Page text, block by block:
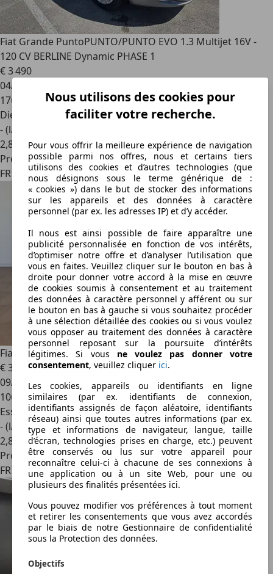
Fiat Grande PuntoPUNTO/PUNTO EVO 1.3 Multijet 16V -
120 CV BERLINE Dynamic PHASE 1
€ 3 490
04/2006
176 000 km
Diesel
- (l/100 km)
2,8
Professionnel
FR 71100
Fiat Panda1.2 i 69cv-2011
€ 3 990
09/2011
106 000 km
Essence
- (l/100 km)
2,8
Professionnel
FR 63360
Nous utilisons des cookies pour
faciliter votre recherche.
Pour vous offrir la meilleure expérience de navigation
possible parmi nos offres, nous et certains tiers
utilisons des cookies et d’autres technologies (que
nous désignons sous le terme générique de :
« cookies ») dans le but de stocker des informations
sur les appareils et des données à caractère
personnel (par ex. les adresses IP) et d’y accéder.
Il nous est ainsi possible de faire apparaître une
publicité personnalisée en fonction de vos intérêts,
d’optimiser notre offre et d’analyser l’utilisation que
vous en faites. Veuillez cliquer sur le bouton en bas à
droite pour donner votre accord à la mise en œuvre
de cookies soumis à consentement et au traitement
des données à caractère personnel y afférent ou sur
le bouton en bas à gauche si vous souhaitez procéder
à une sélection détaillée des cookies ou si vous voulez
vous opposer au traitement des données à caractère
personnel reposant sur la poursuite d’intérêts
légitimes. Si vous ne voulez pas donner votre
consentement, veuillez cliquer ici.
Les cookies, appareils ou identifiants en ligne
similaires (par ex. identifiants de connexion,
identifiants assignés de façon aléatoire, identifiants
réseau) ainsi que toutes autres informations (par ex.
type et informations de navigateur, langue, taille
d’écran, technologies prises en charge, etc.) peuvent
être conservés ou lus sur votre appareil pour
reconnaître celui-ci à chacune de ses connexions à
une application ou à un site Web, pour une ou
plusieurs des finalités présentées ici.
Vous pouvez modifier vos préférences à tout moment
et retirer les consentements que vous avez accordés
par le biais de notre Gestionnaire de confidentialité
sous la Protection des données.
Objectifs